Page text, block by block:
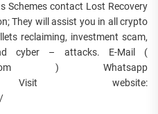
Schemes contact Lost Recovery
They will assist you in all crypto
reclaiming, investment scam,
cyber – attacks. E-Mail (
) Whatsapp
Visit website: